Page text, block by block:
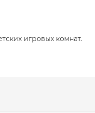
игровых комнат.